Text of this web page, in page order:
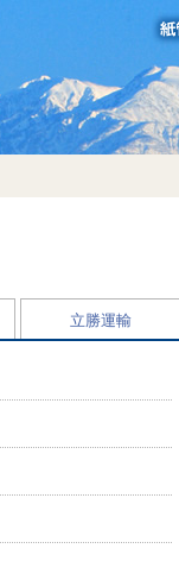
立勝運輸